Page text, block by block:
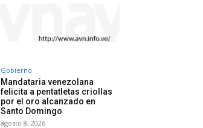
Gobierno
Mandataria venezolana
felicita a pentatletas criollas
por el oro alcanzado en
Santo Domingo
agosto 8, 2026